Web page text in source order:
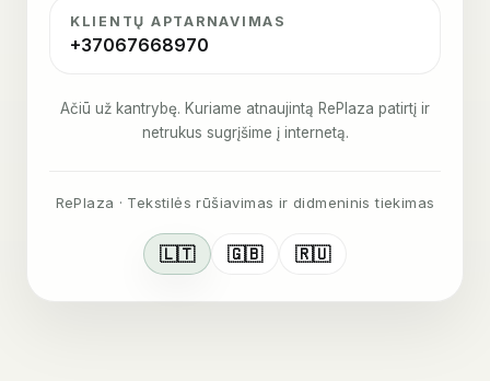
KLIENTŲ APTARNAVIMAS
+37067668970
Ačiū už kantrybę. Kuriame atnaujintą RePlaza patirtį ir
netrukus sugrįšime į internetą.
RePlaza · Tekstilės rūšiavimas ir didmeninis tiekimas
🇱🇹 🇬🇧 🇷🇺